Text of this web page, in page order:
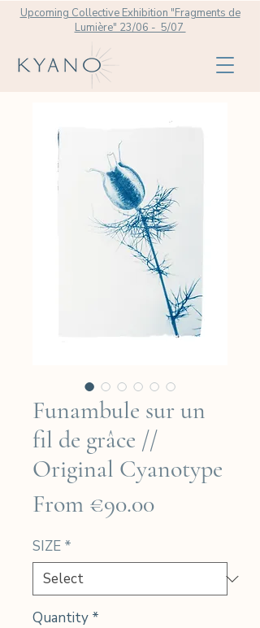
Upcoming Collective Exhibition "Fragments de
Lumière" 23/06 - 5/07
Funambule sur un
fil de grâce //
Original Cyanotype
From €90.00Sale
SIZE *
Quantity *